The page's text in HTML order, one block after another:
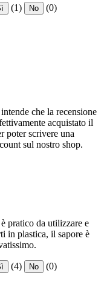
(1) No (0)
che la recensione
acquistato il
poter scrivere una
sul nostro shop.
pratico da utilizzare e
in plastica, il sapore è
(4) No (0)